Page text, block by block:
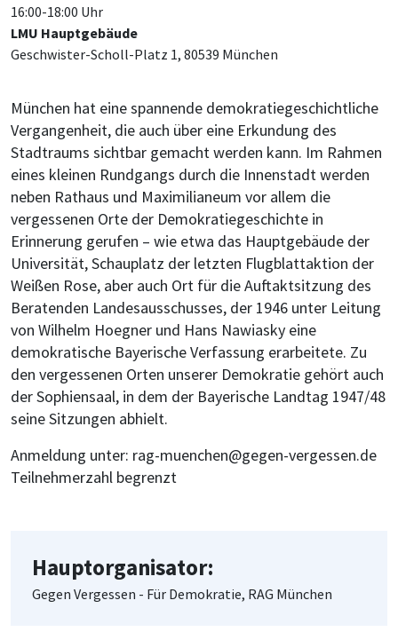
16:00-18:00 Uhr
LMU Hauptgebäude
Geschwister-Scholl-Platz 1, 80539 München
München hat eine spannende demokratiegeschichtliche
Vergangenheit, die auch über eine Erkundung des
Stadtraums sichtbar gemacht werden kann. Im Rahmen
eines kleinen Rundgangs durch die Innenstadt werden
neben Rathaus und Maximilianeum vor allem die
vergessenen Orte der Demokratiegeschichte in
Erinnerung gerufen – wie etwa das Hauptgebäude der
Universität, Schauplatz der letzten Flugblattaktion der
Weißen Rose, aber auch Ort für die Auftaktsitzung des
Beratenden Landesausschusses, der 1946 unter Leitung
von Wilhelm Hoegner und Hans Nawiasky eine
demokratische Bayerische Verfassung erarbeitete. Zu
den vergessenen Orten unserer Demokratie gehört auch
der Sophiensaal, in dem der Bayerische Landtag 1947/48
seine Sitzungen abhielt.
Anmeldung unter: rag-muenchen@gegen-vergessen.de
Teilnehmerzahl begrenzt
Hauptorganisator:
Gegen Vergessen - Für Demokratie, RAG München